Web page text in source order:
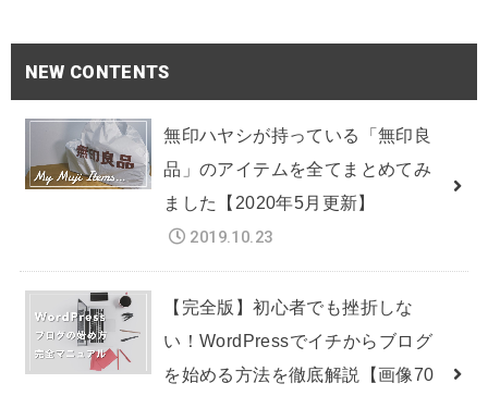
NEW CONTENTS
無印ハヤシが持っている「無印良
品」のアイテムを全てまとめてみ
ました【2020年5月更新】
2019.10.23
【完全版】初心者でも挫折しな
い！WordPressでイチからブログ
を始める方法を徹底解説【画像70